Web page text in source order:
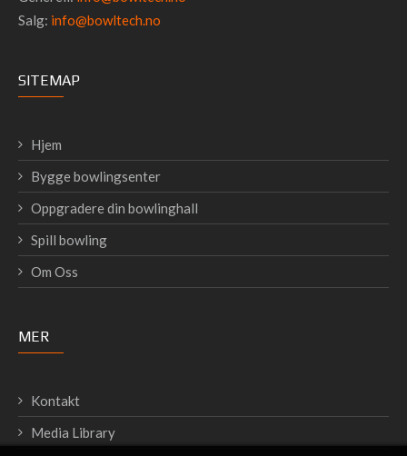
Salg: info@bowltech.no
SITEMAP
Hjem
Bygge bowlingsenter
Oppgradere din bowlinghall
Spill bowling
Om Oss
MER
Kontakt
Media Library